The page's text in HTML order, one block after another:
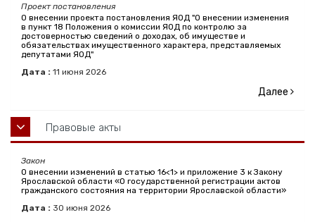
Проект постановления
О внесении проекта постановления ЯОД "О внесении изменения
в пункт 18 Положения о комиссии ЯОД по контролю за
достоверностью сведений о доходах, об имуществе и
обязательствах имущественного характера, представляемых
депутатами ЯОД"
Дата : 11 июня 2026
Далее
Правовые акты
Закон
О внесении изменений в статью 16<1> и приложение 3 к Закону
Ярославской области «О государственной регистрации актов
гражданского состояния на территории Ярославской области»
Дата : 30 июня 2026